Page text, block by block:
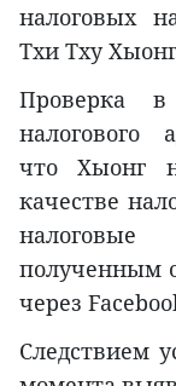
налоговых
Тхи Тху
Проверка в
налогового
что Хыонг
качестве
полученным
через
Следствием